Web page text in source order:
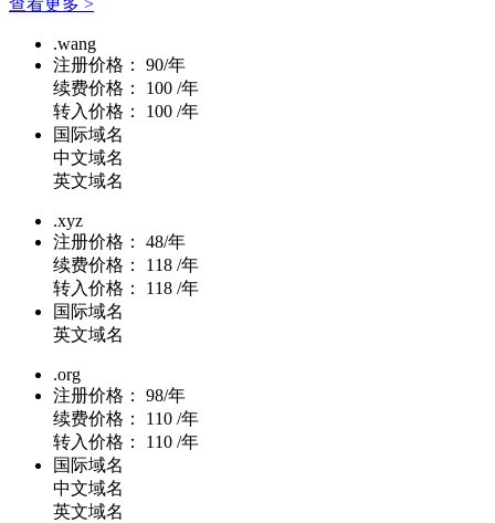
查看更多 >
.wang
注册价格：
90/年
续费价格：
100 /年
转入价格：
100 /年
国际域名
中文域名
英文域名
.xyz
注册价格：
48/年
续费价格：
118 /年
转入价格：
118 /年
国际域名
英文域名
.org
注册价格：
98/年
续费价格：
110 /年
转入价格：
110 /年
国际域名
中文域名
英文域名